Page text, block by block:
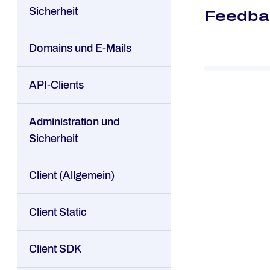
Sicherheit
Domains und E-Mails
API-Clients
Administration und
Sicherheit
Client (Allgemein)
Client Static
Client SDK